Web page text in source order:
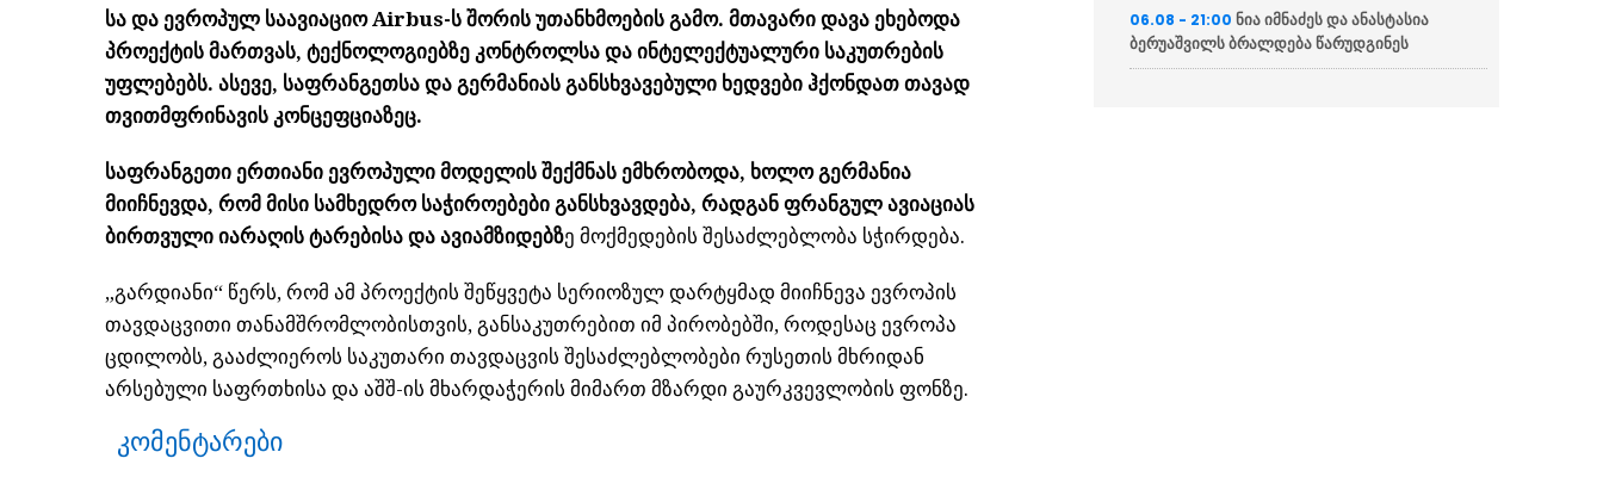
სა და ევროპულ საავიაციო Airbus-ს შორის უთანხმოების გამო. მთავარი დავა ეხებოდა
პროექტის მართვას, ტექნოლოგიებზე კონტროლსა და ინტელექტუალური საკუთრების
უფლებებს. ასევე, საფრანგეთსა და გერმანიას განსხვავებული ხედვები ჰქონდათ თავად
თვითმფრინავის კონცეფციაზეც.
საფრანგეთი ერთიანი ევროპული მოდელის შექმნას ემხრობოდა, ხოლო გერმანია
მიიჩნევდა, რომ მისი სამხედრო საჭიროებები განსხვავდება, რადგან ფრანგულ ავიაციას
ბირთვული იარაღის ტარებისა და ავიამზიდებზე მოქმედების შესაძლებლობა სჭირდება.
„გარდიანი“ წერს, რომ ამ პროექტის შეწყვეტა სერიოზულ დარტყმად მიიჩნევა ევროპის
თავდაცვითი თანამშრომლობისთვის, განსაკუთრებით იმ პირობებში, როდესაც ევროპა
ცდილობს, გააძლიეროს საკუთარი თავდაცვის შესაძლებლობები რუსეთის მხრიდან
არსებული საფრთხისა და აშშ-ის მხარდაჭერის მიმართ მზარდი გაურკვევლობის ფონზე.
კომენტარები
06.08 - 21:00ნია იმნაძეს და ანასტასია
ბერუაშვილს ბრალდება წარუდგინეს